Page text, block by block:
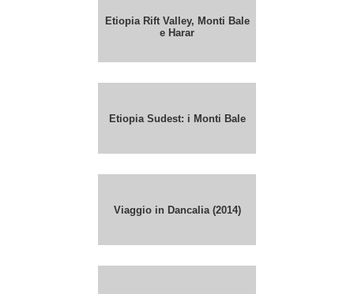
Etiopia Rift Valley, Monti Bale
e Harar
Etiopia Sudest: i Monti Bale
Viaggio in Dancalia (2014)